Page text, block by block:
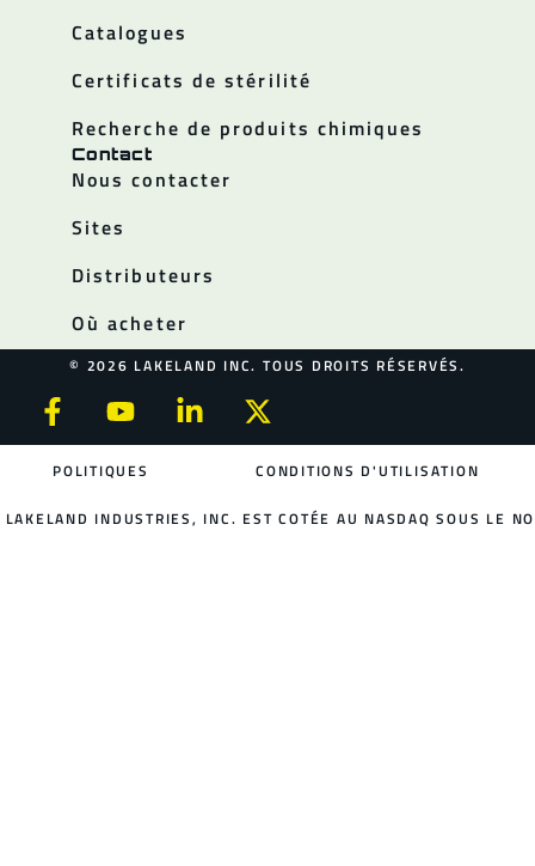
Catalogues
Certificats de stérilité
Recherche de produits chimiques
Contact
Nous contacter
Sites
Distributeurs
Où acheter
© 2026 LAKELAND INC. TOUS DROITS RÉSERVÉS.
POLITIQUES CONDITIONS D'UTILISATION
LAKELAND INDUSTRIES, INC. EST COTÉE AU NASDAQ SOUS LE